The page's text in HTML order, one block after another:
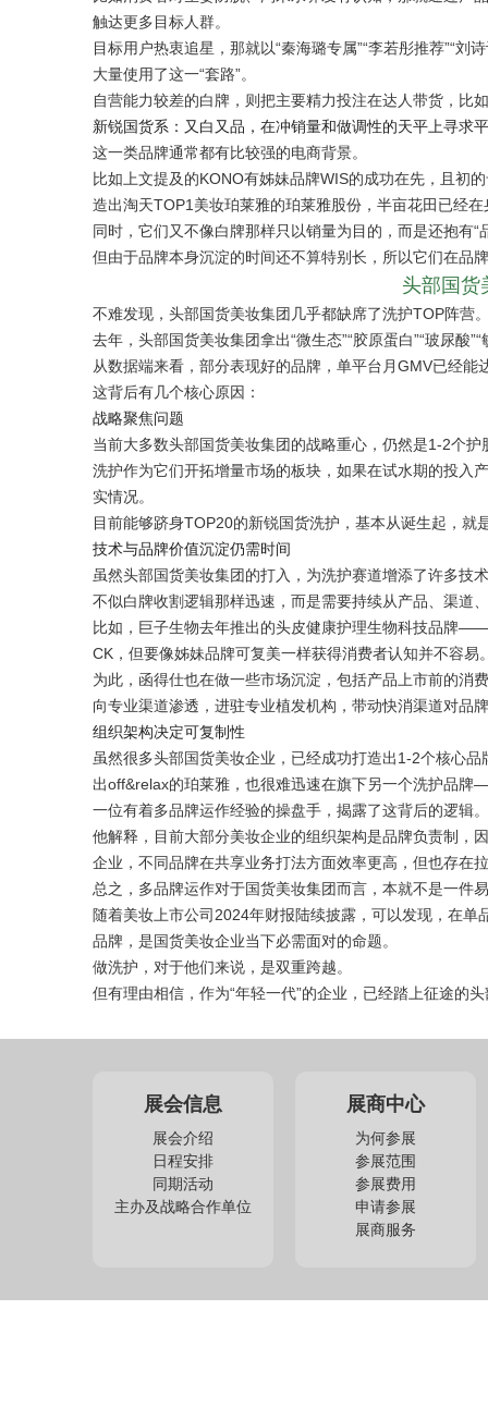
触达更多目标人群。
目标用户热衷追星，那就以“秦海璐专属”“李若彤推荐”“
大量使用了这一“套路”。
自营能力较差的白牌，则把主要精力投注在达人带货，比
新锐国货系：又白又品，在冲销量和做调性的天平上寻求
这一类品牌通常都有比较强的电商背景。
比如上文提及的KONO有姊妹品牌WIS的成功在先，且初
造出淘天TOP1美妆珀莱雅的珀莱雅股份，半亩花田已经
同时，它们又不像白牌那样只以销量为目的，而是还抱有
但由于品牌本身沉淀的时间还不算特别长，所以它们在品
头部国货
不难发现，头部国货美妆集团几乎都缺席了洗护TOP阵营
去年，头部国货美妆集团拿出“微生态”“胶原蛋白”“玻尿酸
从数据端来看，部分表现好的品牌，单平台月GMV已经
这背后有几个核心原因：
战略聚焦问题
当前大多数头部国货美妆集团的战略重心，仍然是1-2个
洗护作为它们开拓增量市场的板块，如果在试水期的投入
实情况。
目前能够跻身TOP20的新锐国货洗护，基本从诞生起，
技术与品牌价值沉淀仍需时间
虽然头部国货美妆集团的打入，为洗护赛道增添了许多技
不似白牌收割逻辑那样迅速，而是需要持续从产品、渠道
比如，巨子生物去年推出的头皮健康护理生物科技品牌
CK，但要像姊妹品牌可复美一样获得消费者认知并不容易
为此，函得仕也在做一些市场沉淀，包括产品上市前的消
向专业渠道渗透，进驻专业植发机构，带动快消渠道对品
组织架构决定可复制性
虽然很多头部国货美妆企业，已经成功打造出1-2个核心
出off&relax的珀莱雅，也很难迅速在旗下另一个洗护品
一位有着多品牌运作经验的操盘手，揭露了这背后的逻辑。
他解释，目前大部分美妆企业的组织架构是品牌负责制，
企业，不同品牌在共享业务打法方面效率更高，但也存在
总之，多品牌运作对于国货美妆集团而言，本就不是一件
随着美妆上市公司2024年财报陆续披露，可以发现，在
品牌，是国货美妆企业当下必需面对的命题。
做洗护，对于他们来说，是双重跨越。
但有理由相信，作为“年轻一代”的企业，已经踏上征途的
展会信息
展会介绍
日程安排
同期活动
主办及战略合作单位
展商中心
为何参展
参展范围
参展费用
申请参展
展商服务